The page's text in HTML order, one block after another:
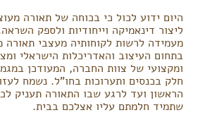
היום ידוע לכול כי בכוחה של תאורה
ליצור דינאמיקה וייחודיות ולספק
מעמידה לרשות לקוחותיה מעצבי תאורה
בתחום העיצוב והאדריכלות הישראלי
ומקצועי של צוות החברה, המעודכן
חלק בכנסים ותערוכות בחו"ל. נשמח
הראשון ועד לרגע שבו התאורה תעניק
שתמיד חלמתם עליו אצלכם בבית.